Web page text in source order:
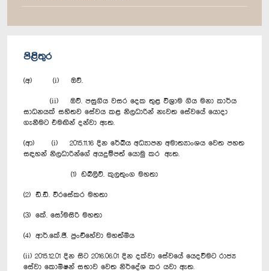
පිළිතුර
(අ) (i) ඔව්.
(ii) ඔව්. පසුගිය වසර දෙක තුළ විශ්‍රාම ගිය මනා කාර්ය
සාධනයක් සහිතව සේවය කළ නිලධාරින් නැවත සේවයේ යොදා
ගැනීමට එමඟින් දන්වා ඇත.
(ආ) (i) 2015.11.16 දින රේඛීය අධ්‍යාපන අමාත්‍යාංශය වෙත පහත
සඳහන් නිලධාරින්ගේ අයදුම්පත් යොමු කර ඇත.
(1) ඩබ්ලිව්. කුලතුංග මහතා
(2) ඩී.ඩී. වීරසේකර මහතා
(3) කේ. සෝමසිරි මහතා
(4) ආර්.කේ.ජී. පුංචිහේවා මහත්මිය
(ii) 2015.12.01 දින සිට 2016.06.01 දින දක්වා සේවයේ යෙදවීමට රාජ්‍ය
සේවා කොමිෂන් සභාව වෙත නිර්දේශ කර යවා ඇත.